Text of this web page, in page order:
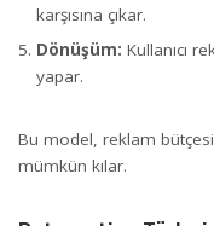
karşısına çıkar.
Dönüşüm: Kullanıcı
yapar.
Bu model, reklam
mümkün kılar.